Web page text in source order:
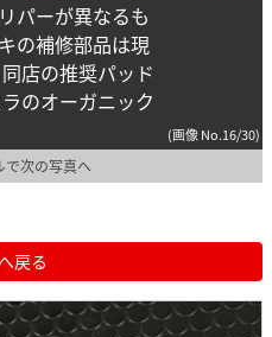
パーが異なるも
の補修部品は現
店の推奨パッド
のオーガニック
(画像 No.16/30)
で次の写真へ
戻る